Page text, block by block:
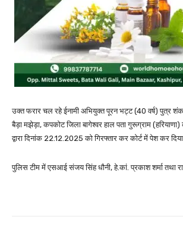
उक्त फरार चल रहे ईनामी अभियुक्त पूरन भट्ट (40 वर्ष) पुत्र
बैड़ा मझेड़ा, कपकोट जिला बागेश्वर हाल पता गुरूग्राम
द्वारा दिनांक 22.12.2025 को गिरफ्तार कर कोर्ट में पेश कर
पुलिस टीम में एसआई संजय सिंह धौनी, हे.कां. प्रकाश शर्मा तथा